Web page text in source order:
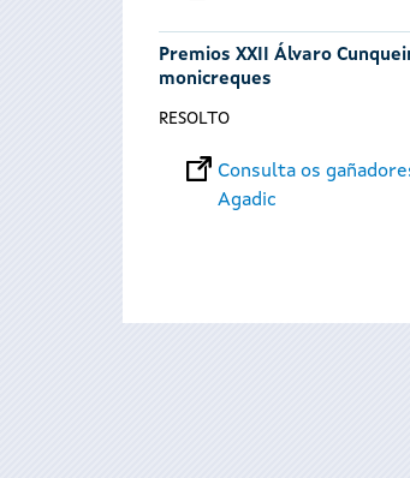
Premios XXII Álvaro
monicreques
RESOLTO
Consulta os
Agadic